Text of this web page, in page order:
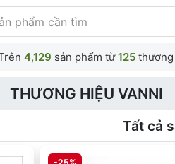
4,129 sản phẩm từ125
THƯƠNG HIỆU VANNI
Tất cả